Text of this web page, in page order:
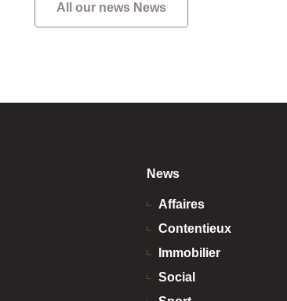
All our news News
News
Affaires
Contentieux
Immobilier
Social